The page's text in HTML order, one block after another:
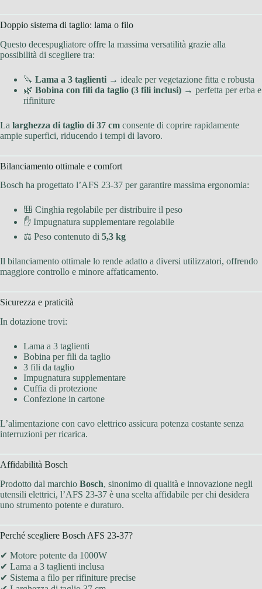
Doppio sistema di taglio: lama o filo
Questo decespugliatore offre la massima versatilità grazie alla
possibilità di scegliere tra:
🔪 Lama a 3 taglienti → ideale per vegetazione fitta e robusta
🌿 Bobina con fili da taglio (3 fili inclusi) → perfetta per erba e
rifiniture
La larghezza di taglio di 37 cm consente di coprire rapidamente
ampie superfici, riducendo i tempi di lavoro.
Bilanciamento ottimale e comfort
Bosch ha progettato l’AFS 23-37 per garantire massima ergonomia:
🎒 Cinghia regolabile per distribuire il peso
✋ Impugnatura supplementare regolabile
⚖ Peso contenuto di 5,3 kg
Il bilanciamento ottimale lo rende adatto a diversi utilizzatori, offrendo
maggiore controllo e minore affaticamento.
Sicurezza e praticità
In dotazione trovi:
Lama a 3 taglienti
Bobina per fili da taglio
3 fili da taglio
Impugnatura supplementare
Cuffia di protezione
Confezione in cartone
L’alimentazione con cavo elettrico assicura potenza costante senza
interruzioni per ricarica.
Affidabilità Bosch
Prodotto dal marchio Bosch, sinonimo di qualità e innovazione negli
utensili elettrici, l’AFS 23-37 è una scelta affidabile per chi desidera
uno strumento potente e duraturo.
Perché scegliere Bosch AFS 23-37?
✔ Motore potente da 1000W
✔ Lama a 3 taglienti inclusa
✔ Sistema a filo per rifiniture precise